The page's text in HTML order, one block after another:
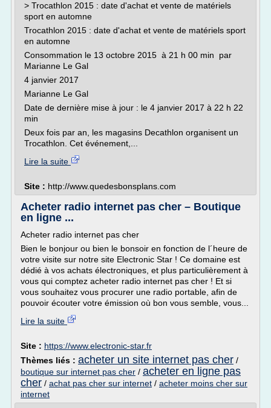
> Trocathlon 2015 : date d'achat et vente de matériels
sport en automne
Trocathlon 2015 : date d'achat et vente de matériels sport
en automne
Consommation le 13 octobre 2015 à 21 h 00 min par
Marianne Le Gal
4 janvier 2017
Marianne Le Gal
Date de dernière mise à jour : le 4 janvier 2017 à 22 h 22
min
Deux fois par an, les magasins Decathlon organisent un
Trocathlon. Cet événement,...
Lire la suite
Site : http://www.quedesbonsplans.com
Acheter radio internet pas cher – Boutique
en ligne ...
Acheter radio internet pas cher
Bien le bonjour ou bien le bonsoir en fonction de l´heure de
votre visite sur notre site Electronic Star ! Ce domaine est
dédié à vos achats électroniques, et plus particulièrement à
vous qui comptez acheter radio internet pas cher ! Et si
vous souhaitez vous procurer une radio portable, afin de
pouvoir écouter votre émission où bon vous semble, vous...
Lire la suite
Site : https://www.electronic-star.fr
Thèmes liés : acheter un site internet pas cher /
boutique sur internet pas cher / acheter en ligne pas
cher / achat pas cher sur internet / acheter moins cher sur
internet